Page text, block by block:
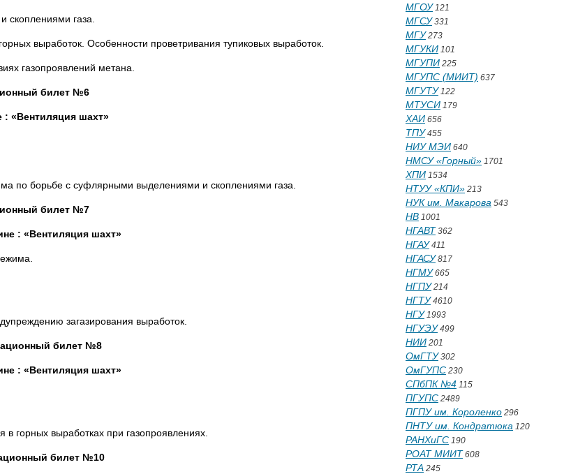
скоплениями газа.
выработок. Особенности проветривания тупиковых выработок.
газопроявлений метана.
билет №6
: «Вентиляция шахт»
по борьбе с суфлярными выделениями и скоплениями газа.
билет №7
: «Вентиляция шахт»
загазирования выработок.
билет №8
: «Вентиляция шахт»
горных выработках при газопроявлениях.
билет №10
МГОУ121
МГСУ331
МГУ273
МГУКИ 101
МГУПИ 225
МГУПС (МИИТ) 637
МГУТУ122
МТУСИ 179
ХАИ 656
ТПУ455
НИУ МЭИ 640
НМСУ «Горный» 1701
ХПИ 1534
НТУУ «КПИ» 213
НУК им. Макарова 543
НВ 1001
НГАВТ 362
НГАУ411
НГАСУ817
НГМУ665
НГПУ214
НГТУ4610
НГУ1993
НГУЭУ499
НИИ 201
ОмГТУ302
ОмГУПС 230
СПбПК №4 115
ПГУПС 2489
ПГПУ им. Короленко 296
ПНТУ им. Кондратюка 120
РАНХиГС 190
РОАТ МИИТ 608
РТА 245